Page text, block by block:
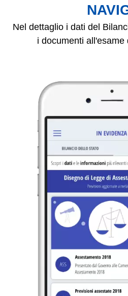
Nel dettaglio i dati del
i documenti all'esame